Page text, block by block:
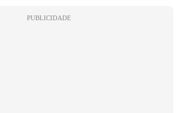
PUBLICIDADE